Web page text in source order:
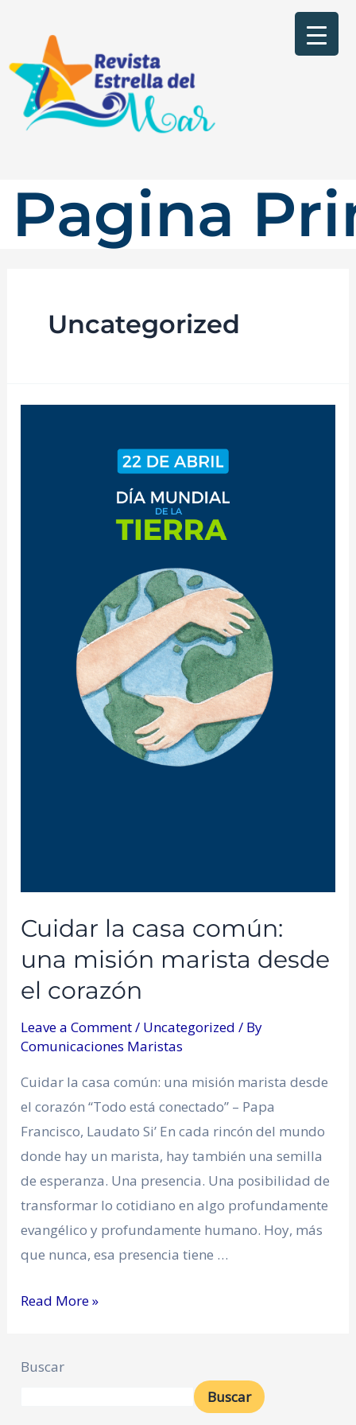
Pagina
Uncategorized
Cuidar la casa común:
una misión marista desde
el corazón
Leave a Comment/ Uncategorized / By
Comunicaciones Maristas
Cuidar la casa común: una misión marista desde
el corazón “Todo está conectado” – Papa
Francisco, Laudato Si’ En cada rincón del mundo
donde hay un marista, hay también una semilla
de esperanza. Una presencia. Una posibilidad de
transformar lo cotidiano en algo profundamente
evangélico y profundamente humano. Hoy, más
que nunca, esa presencia tiene …
Read More »
Buscar
Buscar